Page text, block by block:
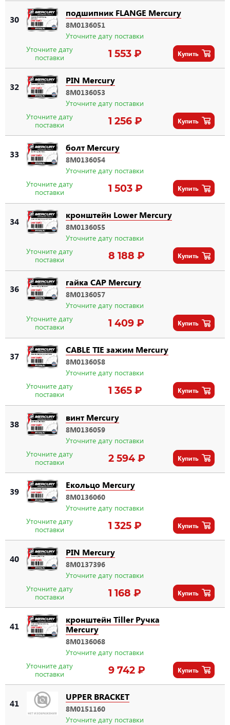
30
подшипник FLANGE Mercury
8M0136051
Уточните дату поставки
Уточните дату
поставки
1 553 ₽ Купить
32
PIN Mercury
8M0136053
Уточните дату поставки
Уточните дату
поставки
1 256 ₽ Купить
33
болт Mercury
8M0136054
Уточните дату поставки
Уточните дату
поставки
1 503 ₽ Купить
34
кронштейн Lower Mercury
8M0136055
Уточните дату поставки
Уточните дату
поставки
8 188 ₽ Купить
36
гайка CAP Mercury
8M0136057
Уточните дату поставки
Уточните дату
поставки
1 409 ₽ Купить
37
CABLE TIE зажим Mercury
8M0136058
Уточните дату поставки
Уточните дату
поставки
1 365 ₽ Купить
38
винт Mercury
8M0136059
Уточните дату поставки
Уточните дату
поставки
2 594 ₽ Купить
39
Eкольцо Mercury
8M0136060
Уточните дату поставки
Уточните дату
поставки
1 325 ₽ Купить
40
PIN Mercury
8M0137396
Уточните дату поставки
Уточните дату
поставки
1 168 ₽ Купить
41
кронштейн Tiller Ручка
Mercury
8M0136068
Уточните дату поставки
Уточните дату
поставки
9 742 ₽ Купить
41
UPPER BRACKET
8M0151160
Уточните дату поставки